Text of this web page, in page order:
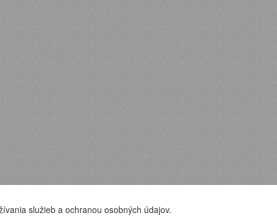
služieb a ochranou osobných údajov.